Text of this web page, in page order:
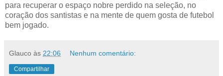
para recuperar o espaço nobre perdido na seleção, no
coração dos santistas e na mente de quem gosta de futebol
bem jogado.
Glauco às 22:06 Nenhum comentário:
Compartilhar